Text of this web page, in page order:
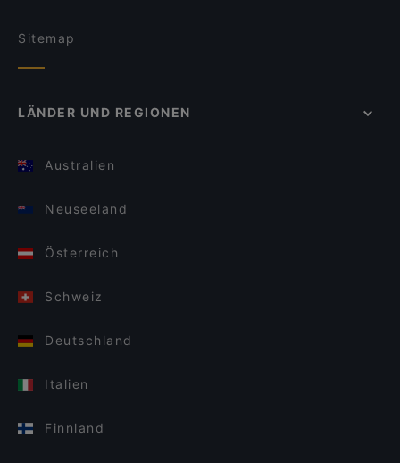
Sitemap
LÄNDER UND REGIONEN
Australien
Neuseeland
Österreich
Schweiz
Deutschland
Italien
Finnland